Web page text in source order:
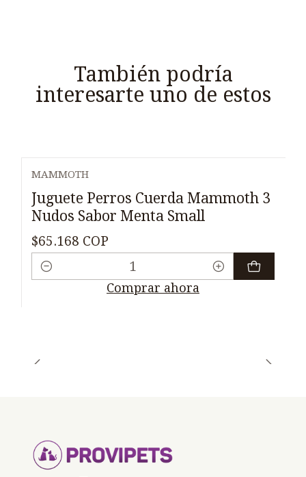
También podría
interesarte uno de estos
MAMMOTH
Juguete Perros Cuerda Mammoth 3
Nudos Sabor Menta Small
$65.168 COP
Cantidad
Comprar ahora